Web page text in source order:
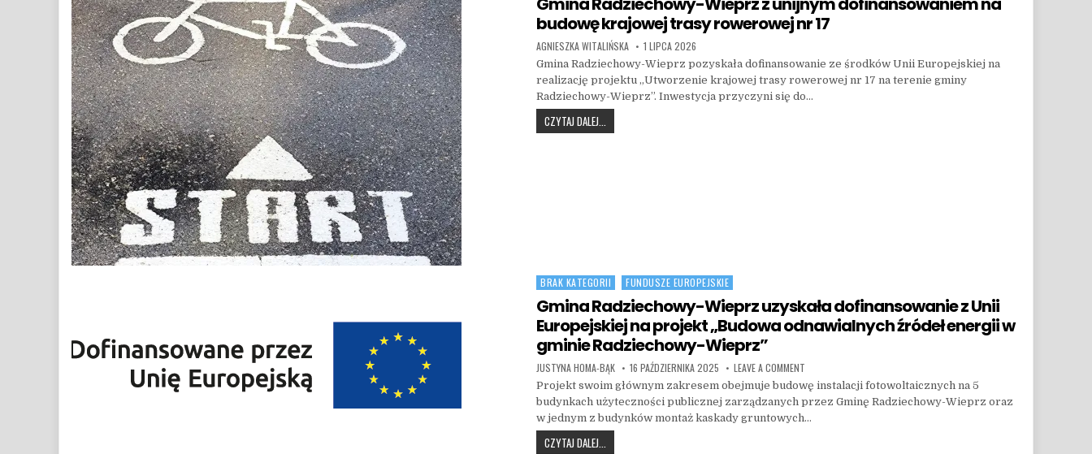
budowę krajowej trasy rowerowej nr 17
AUTHOR:
AGNIESZKA WITALIŃSKA PUBLISHED DATE:
1 LIPCA 2026
Gmina Radziechowy-Wieprz pozyskała dofinansowanie ze środków Unii Europejskiej na
realizację projektu „Utworzenie krajowej trasy rowerowej nr 17 na terenie gminy
Radziechowy-Wieprz”. Inwestycja przyczyni się do…
CZYTAJ DALEJ...
Posted in
BRAK KATEGORII FUNDUSZE EUROPEJSKIE
Gmina Radziechowy-Wieprz uzyskała dofinansowanie z Unii
Europejskiej na projekt „Budowa odnawialnych źródeł energii w
gminie Radziechowy-Wieprz”
AUTHOR:
JUSTYNA HOMA-BĄK PUBLISHED DATE:
16 PAŹDZIERNIKA 2025 LEAVE A COMMENT
Projekt swoim głównym zakresem obejmuje budowę instalacji fotowoltaicznych na 5
budynkach użyteczności publicznej zarządzanych przez Gminę Radziechowy-Wieprz oraz
w jednym z budynków montaż kaskady gruntowych…
CZYTAJ DALEJ...